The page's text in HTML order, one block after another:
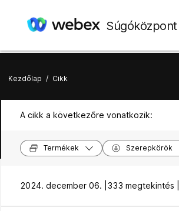
Súgóközpont
Kezdőlap / Cikk
A cikk a következőre vonatkozik:
Termékek Szerepkörök
2024. december 06. | 333 megtekintés |